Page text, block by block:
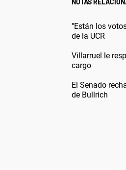
NOTAS
"Están los
de la UCR
Villarruel le
cargo
El Senado
de Bullrich